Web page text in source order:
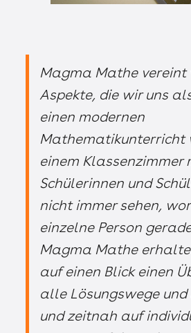
Magma Mathe vereint
Aspekte, die wir uns
einen modernen
Mathematikunterricht
einem Klassenzimmer
Schülerinnen und
nicht immer sehen,
einzelne Person
Magma Mathe
auf einen Blick einen
alle Lösungswege
und zeitnah auf